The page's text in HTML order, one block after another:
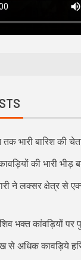
तक भारी बारिश की
की भारी भीड़
ने लक्सर क्षेत्र से
भक्त कांवड़ियों पर
से अधिक कावड़िये